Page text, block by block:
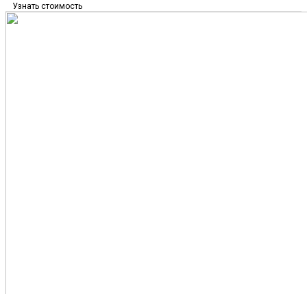
Узнать стоимость